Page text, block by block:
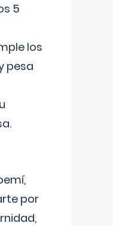
5
los
pesa
por